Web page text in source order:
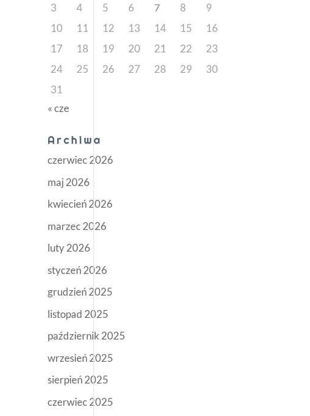
3
4 5 6 7 8
9
10
11 12 13 14 15
16
17
18 19 20 21 22
23
24
25 26 27 28 29
30
31
« cze
Archiwa
czerwiec 2026
maj 2026
kwiecień 2026
marzec 2026
luty 2026
styczeń 2026
grudzień 2025
listopad 2025
październik 2025
wrzesień 2025
sierpień 2025
czerwiec 2025